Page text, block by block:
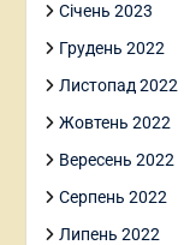
Січень 2023
Грудень 2022
Листопад 2022
Жовтень 2022
Вересень 2022
Серпень 2022
Липень 2022